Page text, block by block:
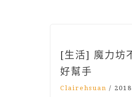
[生活] 魔力坊
好幫手
Clairehsuan /